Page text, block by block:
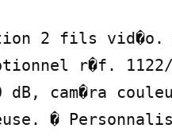
2 fils vid�o.
r�f. 1122/
dB, cam�ra
�